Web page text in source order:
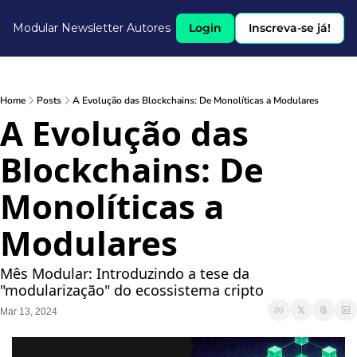
Modular Newsletter Autores Login Inscreva-se já!
Home Posts A Evolução das Blockchains: De Monolíticas a Modulares
A Evolução das
Blockchains: De
Monolíticas a
Modulares
Mês Modular: Introduzindo a tese da
"modularização" do ecossistema cripto
Mar 13, 2024